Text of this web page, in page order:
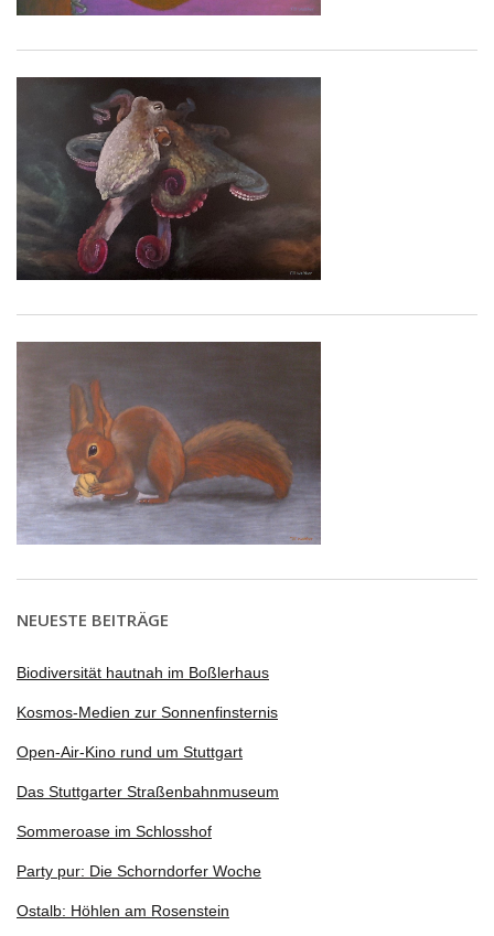
NEUESTE BEITRÄGE
Biodiversität hautnah im Boßlerhaus
Kosmos-Medien zur Sonnenfinsternis
Open-Air-Kino rund um Stuttgart
Das Stuttgarter Straßenbahnmuseum
Sommeroase im Schlosshof
Party pur: Die Schorndorfer Woche
Ostalb: Höhlen am Rosenstein